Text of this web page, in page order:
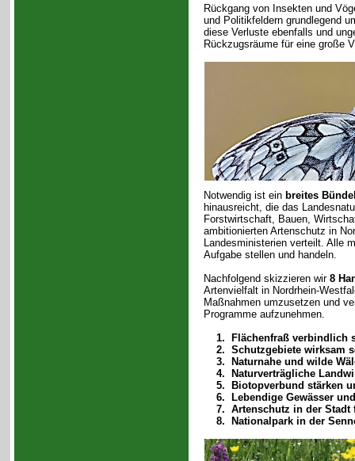
Rückgang von Insekten und
und Politikfeldern grundlegend
diese Verluste ebenfalls und
Rückzugsräume für eine große
Notwendig ist ein breites
hinausreicht, die das
Forstwirtschaft, Bauen,
ambitionierten Artenschutz in
Landesministerien verteilt. Alle
Aufgabe stellen und handeln.
Nachfolgend skizzieren wir 8
Artenvielfalt in Nordrhein-
Maßnahmen umzusetzen und
Programme aufzunehmen.
1. Flächenfraß verbindlich
2. Schutzgebiete wirksam
3. Naturnahe und wilde
4. Naturverträgliche
5. Biotopverbund stärken
6. Lebendige Gewässer
7. Artenschutz in der Stadt
8. Nationalpark in der